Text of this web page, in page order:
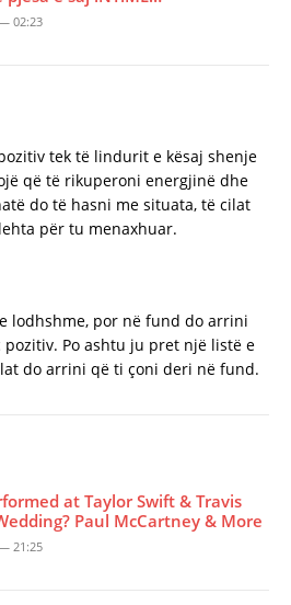
02:23
tek të lindurit e kësaj shenje
që të rikuperoni energjinë dhe
do të hasni me situata, të cilat
për tu menaxhuar.
lodhshme, por në fund do arrini
Po ashtu ju pret një listë e
do arrini që ti çoni deri në fund.
at Taylor Swift & Travis
Paul McCartney & More
21:25